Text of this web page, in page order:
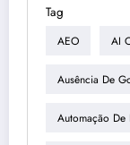
Tag
AEO AI
Ausência De
Automação De